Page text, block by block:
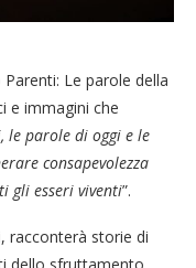
Le parole della
e immagini che
le parole di oggi e le
consapevolezza
gli esseri viventi”.
racconterà storie di